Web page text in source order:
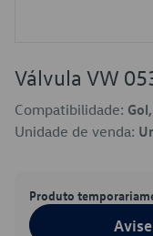
Válvula VW
Compatibilidade:
Unidade de venda:
Produto